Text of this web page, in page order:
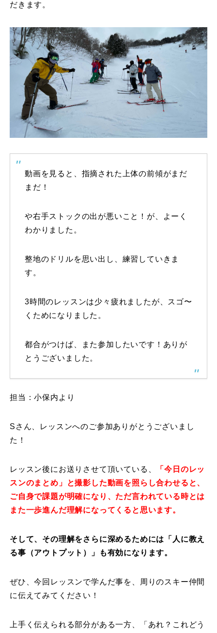
岩手高原
白馬五竜FA
レッスンテーマから選ぶ Lesson Theme
初級1
初級2
中級1
特別講座
インストラクター一覧
コブレッスン参加のお客様の声 Review
レッスンレポート
よくある質問 FAQ
レッスン周辺に関して
動画で学ぶ
最新レッスン動画
レッスン動画一覧
Online Store
コブ斜面の滑り方解説動画
Movie
無料プレゼント動画
プレゼント付メルマガ
だきます。
動画を見ると、指摘された上体の前傾がまだ
まだ！
や右手ストックの出が悪いこと！が、よーく
わかりました。
整地のドリルを思い出し、練習していきま
す。
3時間のレッスンは少々疲れましたが、スゴ〜
くためになりました。
都合がつけば、また参加したいです！ありが
とうございました。
担当：小保内より
Sさん、レッスンへのご参加ありがとうございまし
た！
レッスン後にお送りさせて頂いている、
「今日のレッ
スンのまとめ」と撮影した動画を照らし合わせると、
ご自身で課題が明確になり、ただ言われている時とは
また一歩進んだ理解になってくると思います。
そして、その理解をさらに深めるためには「人に教え
る事（アウトプット）」も有効になります。
ぜひ、今回レッスンで学んだ事を、周りのスキー仲間
に伝えてみてください！
上手く伝えられる部分がある一方、「あれ？これどう